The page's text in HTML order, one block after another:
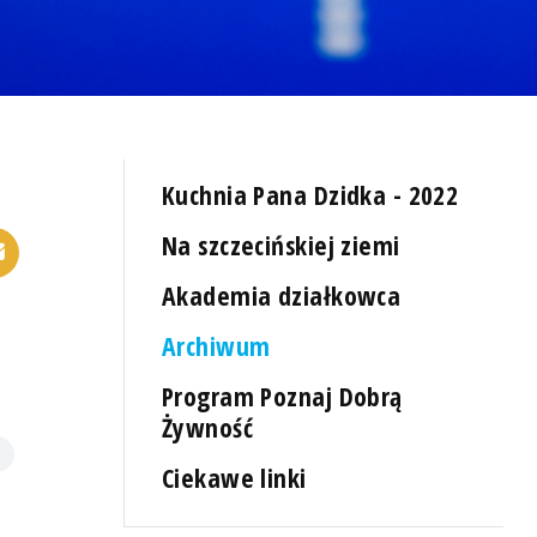
Kuchnia Pana Dzidka - 2022
Na szczecińskiej ziemi
Akademia działkowca
Archiwum
Program Poznaj Dobrą
Żywność
Ciekawe linki